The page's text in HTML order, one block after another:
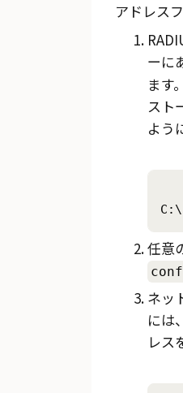
アドレス
ーに
ます
スト
よう
任意
ネッ
には
レス